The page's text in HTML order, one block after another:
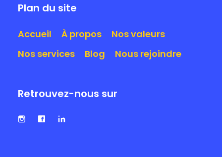
Plan du site
Accueil À propos
Nos valeurs
Nos services
Blog Nous rejoindre
Retrouvez-nous sur